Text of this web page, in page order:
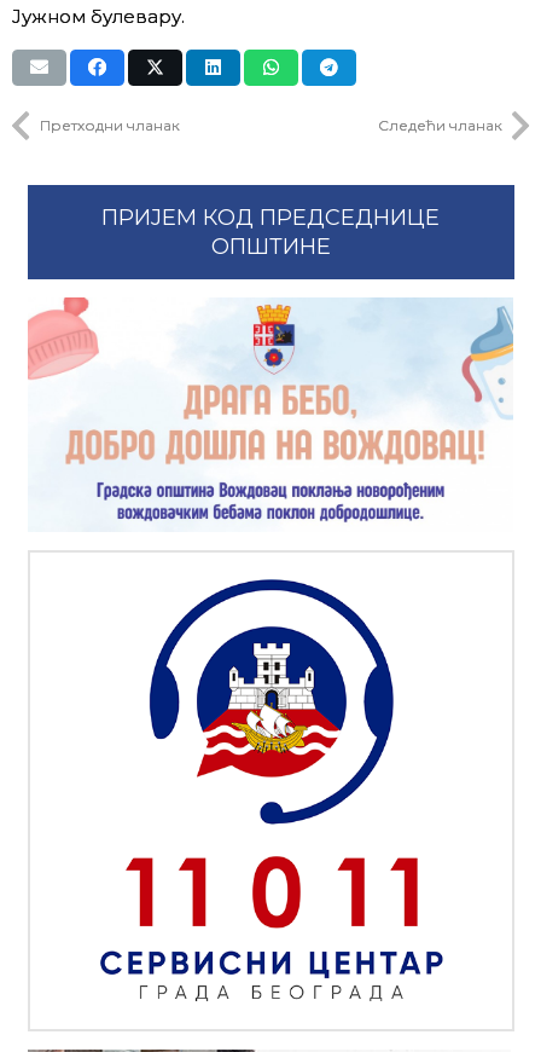
Јужном булевару.
Претходни чланак Следећи чланак
ПРИЈЕМ КОД ПРЕДСЕДНИЦЕ
ОПШТИНЕ